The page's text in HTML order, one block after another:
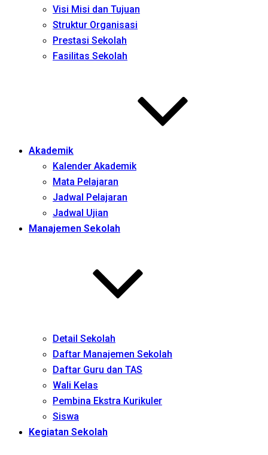
Visi Misi dan Tujuan
Struktur Organisasi
Prestasi Sekolah
Fasilitas Sekolah
Akademik
Kalender Akademik
Mata Pelajaran
Jadwal Pelajaran
Jadwal Ujian
Manajemen Sekolah
Detail Sekolah
Daftar Manajemen Sekolah
Daftar Guru dan TAS
Wali Kelas
Pembina Ekstra Kurikuler
Siswa
Kegiatan Sekolah